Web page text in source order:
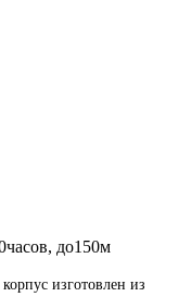
до150м
изготовлен из